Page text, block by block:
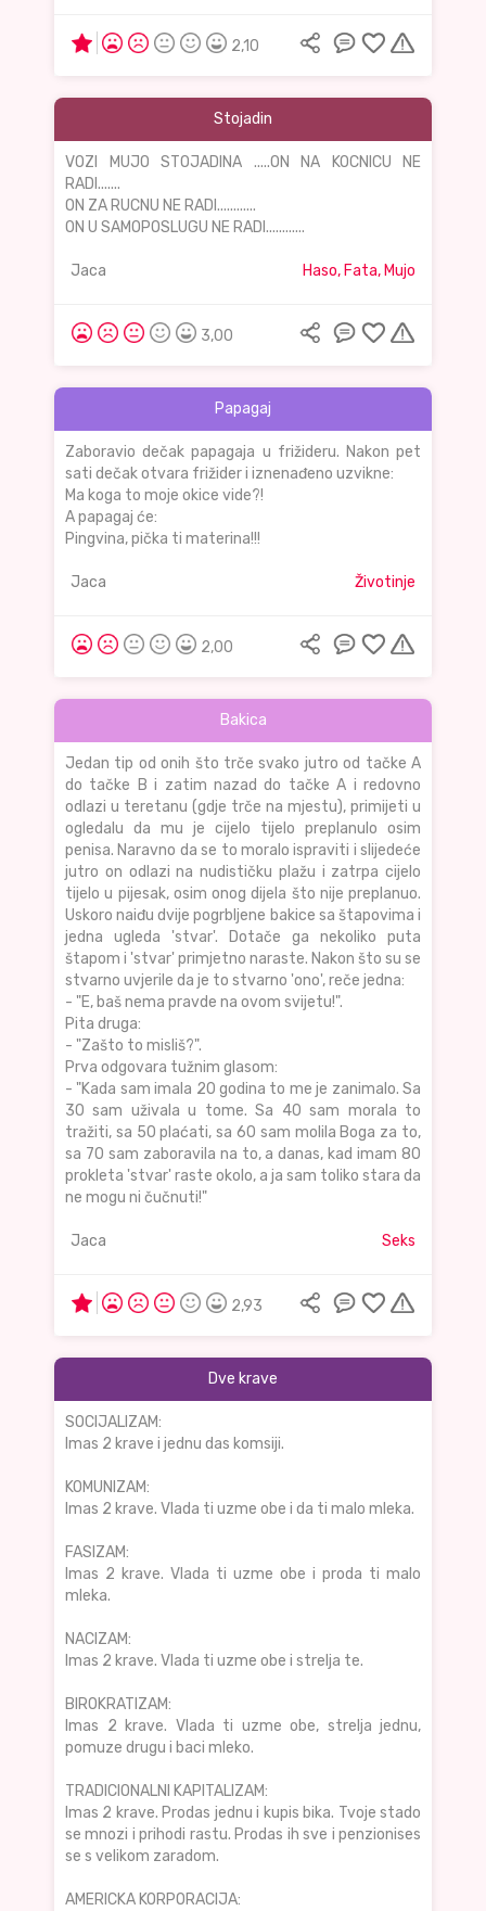
2,10
Stojadin
VOZI MUJO STOJADINA .....ON NA KOCNICU NE
RADI.......
ON ZA RUCNU NE RADI............
ON U SAMOPOSLUGU NE RADI............
Jaca Haso, Fata, Mujo
3,00
Papagaj
Zaboravio dečak papagaja u frižideru. Nakon pet
sati dečak otvara frižider i iznenađeno uzvikne:
Ma koga to moje okice vide?!
A papagaj će:
Pingvina, pička ti materina!!!
Jaca Životinje
2,00
Bakica
Jedan tip od onih što trče svako jutro od tačke A
do tačke B i zatim nazad do tačke A i redovno
odlazi u teretanu (gdje trče na mjestu), primijeti u
ogledalu da mu je cijelo tijelo preplanulo osim
penisa. Naravno da se to moralo ispraviti i slijedeće
jutro on odlazi na nudističku plažu i zatrpa cijelo
tijelo u pijesak, osim onog dijela što nije preplanuo.
Uskoro naiđu dvije pogrbljene bakice sa štapovima i
jedna ugleda 'stvar'. Dotače ga nekoliko puta
štapom i 'stvar' primjetno naraste. Nakon što su se
stvarno uvjerile da je to stvarno 'ono', reče jedna:
- "E, baš nema pravde na ovom svijetu!".
Pita druga:
- "Zašto to misliš?".
Prva odgovara tužnim glasom:
- "Kada sam imala 20 godina to me je zanimalo. Sa
30 sam uživala u tome. Sa 40 sam morala to
tražiti, sa 50 plaćati, sa 60 sam molila Boga za to,
sa 70 sam zaboravila na to, a danas, kad imam 80
prokleta 'stvar' raste okolo, a ja sam toliko stara da
ne mogu ni čučnuti!"
Jaca Seks
2,93
Dve krave
SOCIJALIZAM:
Imas 2 krave i jednu das komsiji.
KOMUNIZAM:
Imas 2 krave. Vlada ti uzme obe i da ti malo mleka.
FASIZAM:
Imas 2 krave. Vlada ti uzme obe i proda ti malo
mleka.
NACIZAM:
Imas 2 krave. Vlada ti uzme obe i strelja te.
BIROKRATIZAM:
Imas 2 krave. Vlada ti uzme obe, strelja jednu,
pomuze drugu i baci mleko.
TRADICIONALNI KAPITALIZAM:
Imas 2 krave. Prodas jednu i kupis bika. Tvoje stado
se mnozi i prihodi rastu. Prodas ih sve i penzionises
se s velikom zaradom.
AMERICKA KORPORACIJA: